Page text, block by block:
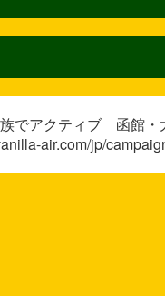
でアクティブ 函館・
air.com/jp/